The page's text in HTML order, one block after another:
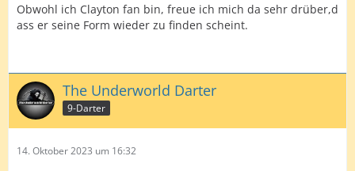
Obwohl ich Clayton fan bin, freue ich mich da sehr drüber,d
ass er seine Form wieder zu finden scheint.
The Underworld Darter
9-Darter
14. Oktober 2023 um 16:32